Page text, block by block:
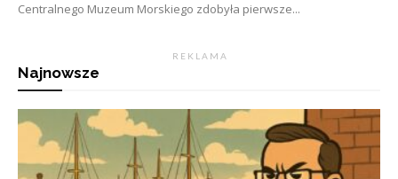
Centralnego Muzeum Morskiego zdobyła pierwsze...
R E K L A M A
Najnowsze